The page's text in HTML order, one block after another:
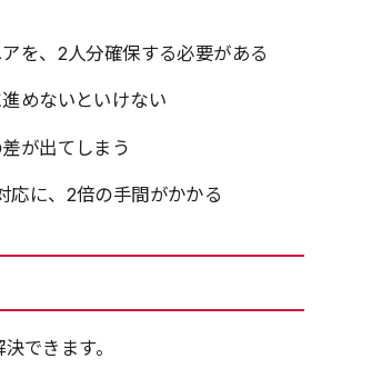
を、2人分確保する必要がある
めないといけない
が出てしまう
応に、2倍の手間がかかる
できます。